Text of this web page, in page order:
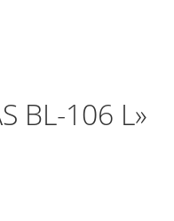
BL-106 L»